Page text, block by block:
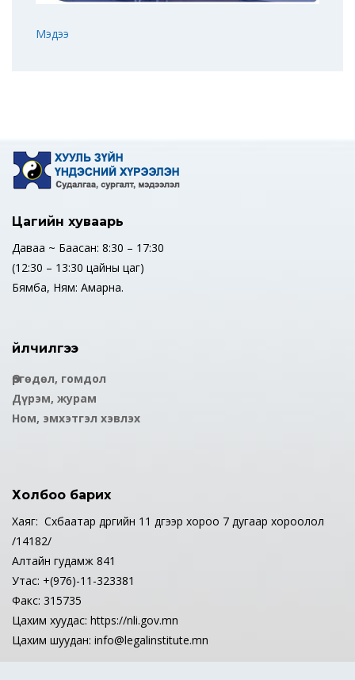
Мэдээ
Цагийн хуваарь
Даваа ~ Баасан: 8:30 – 17:30
(12:30 – 13:30 цайны цаг)
Бямба, Ням: Амарна.
Үйлчилгээ
Өргөдөл, гомдол
Дүрэм, журам
Ном, эмхэтгэл хэвлэх
Холбоо барих
Хаяг: Сүхбаатар дүүргийн 11 дүгээр хороо 7 дугаар хороолол
/14182/
Алтайн гудамж 841
Утас: +(976)-11-323381
Факс: 315735
Цахим хуудас: https://nli.gov.mn
Цахим шуудан: info@legalinstitute.mn